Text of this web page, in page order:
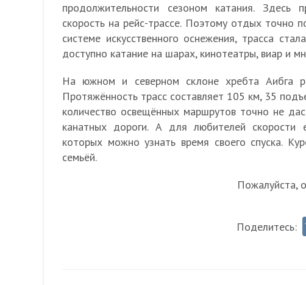
продолжительности сезоном катания. Здесь
скорость на рейс-трассе. Поэтому отдых точно
системе искусственного оснежения, трасса
доступно катание на шарах, кинотеатры, виар и
На южном и северном склоне хребта Аибга
Протяжённость трасс составляет 105 км, 35
количество освещённых маршрутов точно не
канатных дороги. А для любителей скорости
которых можно узнать время своего спуска.
семьёй.
Пожалуйста,
Поделитесь: